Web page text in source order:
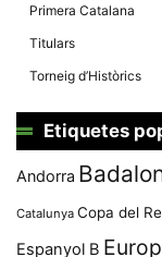
Primera Catalana
Titulars
Torneig d’Històrics
Etiquetes
Andorra
Catalunya Copa del
Espanyol B